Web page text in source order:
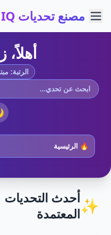
مصنع تحديات IQ
أهلاً،
الرتبة:
✨أحدث التحديات
المعتمدة